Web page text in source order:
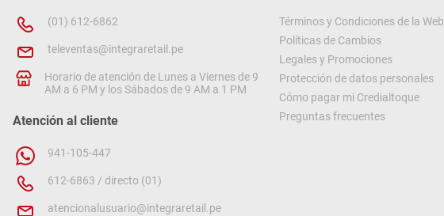
(01) 612-6862
televentas@integraretail.pe
Horario de atención de Lunes a Viernes de 9
AM a 6 PM y los Sábados de 9 AM a 1 PM
Atención al cliente
941-105-447
612-6863 / directo (01)
atencionalusuario@integraretail.pe
Términos y Condiciones de la Web
Políticas de Cambios
Legales y Promociones
Protección de datos personales
Cómo pagar mi Credialtoque
Preguntas frecuentes